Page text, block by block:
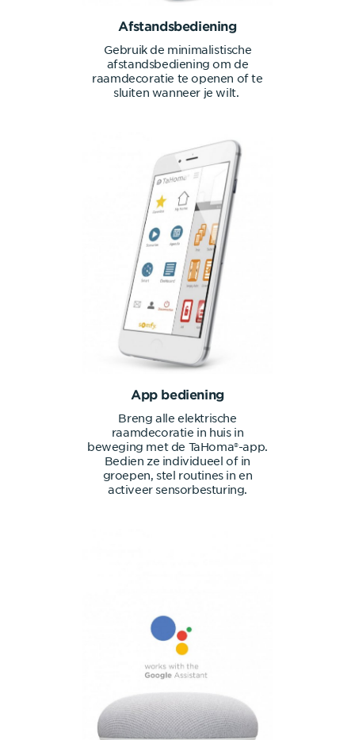
Afstandsbediening
Gebruik de minimalistische
afstandsbediening om de
raamdecoratie te openen of te
sluiten wanneer je wilt.
App bediening
Breng alle elektrische
raamdecoratie in huis in
beweging met de TaHoma®-app.
Bedien ze individueel of in
groepen, stel routines in en
activeer sensorbesturing.